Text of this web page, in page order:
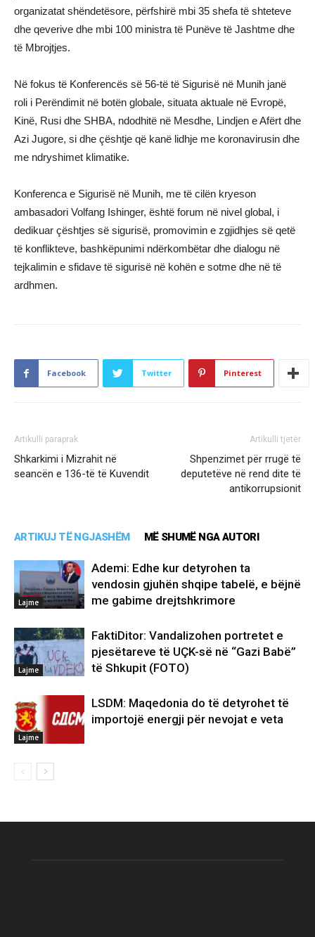
organizatat shëndetësore, përfshirë mbi 35 shefa të shteteve
dhe qeverive dhe mbi 100 ministra të Punëve të Jashtme dhe
të Mbrojtjes.
Në fokus të Konferencës së 56-të të Sigurisë në Munih janë
roli i Perëndimit në botën globale, situata aktuale në Evropë,
Kinë, Rusi dhe SHBA, ndodhitë në Mesdhe, Lindjen e Afërt dhe
Azi Jugore, si dhe çështje që kanë lidhje me koronavirusin dhe
me ndryshimet klimatike.
Konferenca e Sigurisë në Munih, me të cilën kryeson
ambasadori Volfang Ishinger, është forum në nivel global, i
dedikuar çështjes së sigurisë, promovimin e zgjidhjes së qetë
të konflikteve, bashkëpunimi ndërkombëtar dhe dialogu në
tejkalimin e sfidave të sigurisë në kohën e sotme dhe në të
ardhmen.
Facebook Twitter Pinterest
Artikulli paraprak
Shkarkimi i Mizrahit në
seancën e 136-të të Kuvendit
Artikulli tjetër
Shpenzimet për rrugë të
deputetëve në rend dite të
antikorrupsionit
ARTIKUJ TË NGJASHËM MË SHUMË NGA AUTORI
Lajme
Ademi: Edhe kur detyrohen ta
vendosin gjuhën shqipe tabelë, e bëjnë
me gabime drejtshkrimore
Lajme
FaktiDitor: Vandalizohen portretet e
pjesëtareve të UÇK-së në “Gazi Babë”
të Shkupit (FOTO)
Lajme
LSDM: Maqedonia do të detyrohet të
importojë energji për nevojat e veta